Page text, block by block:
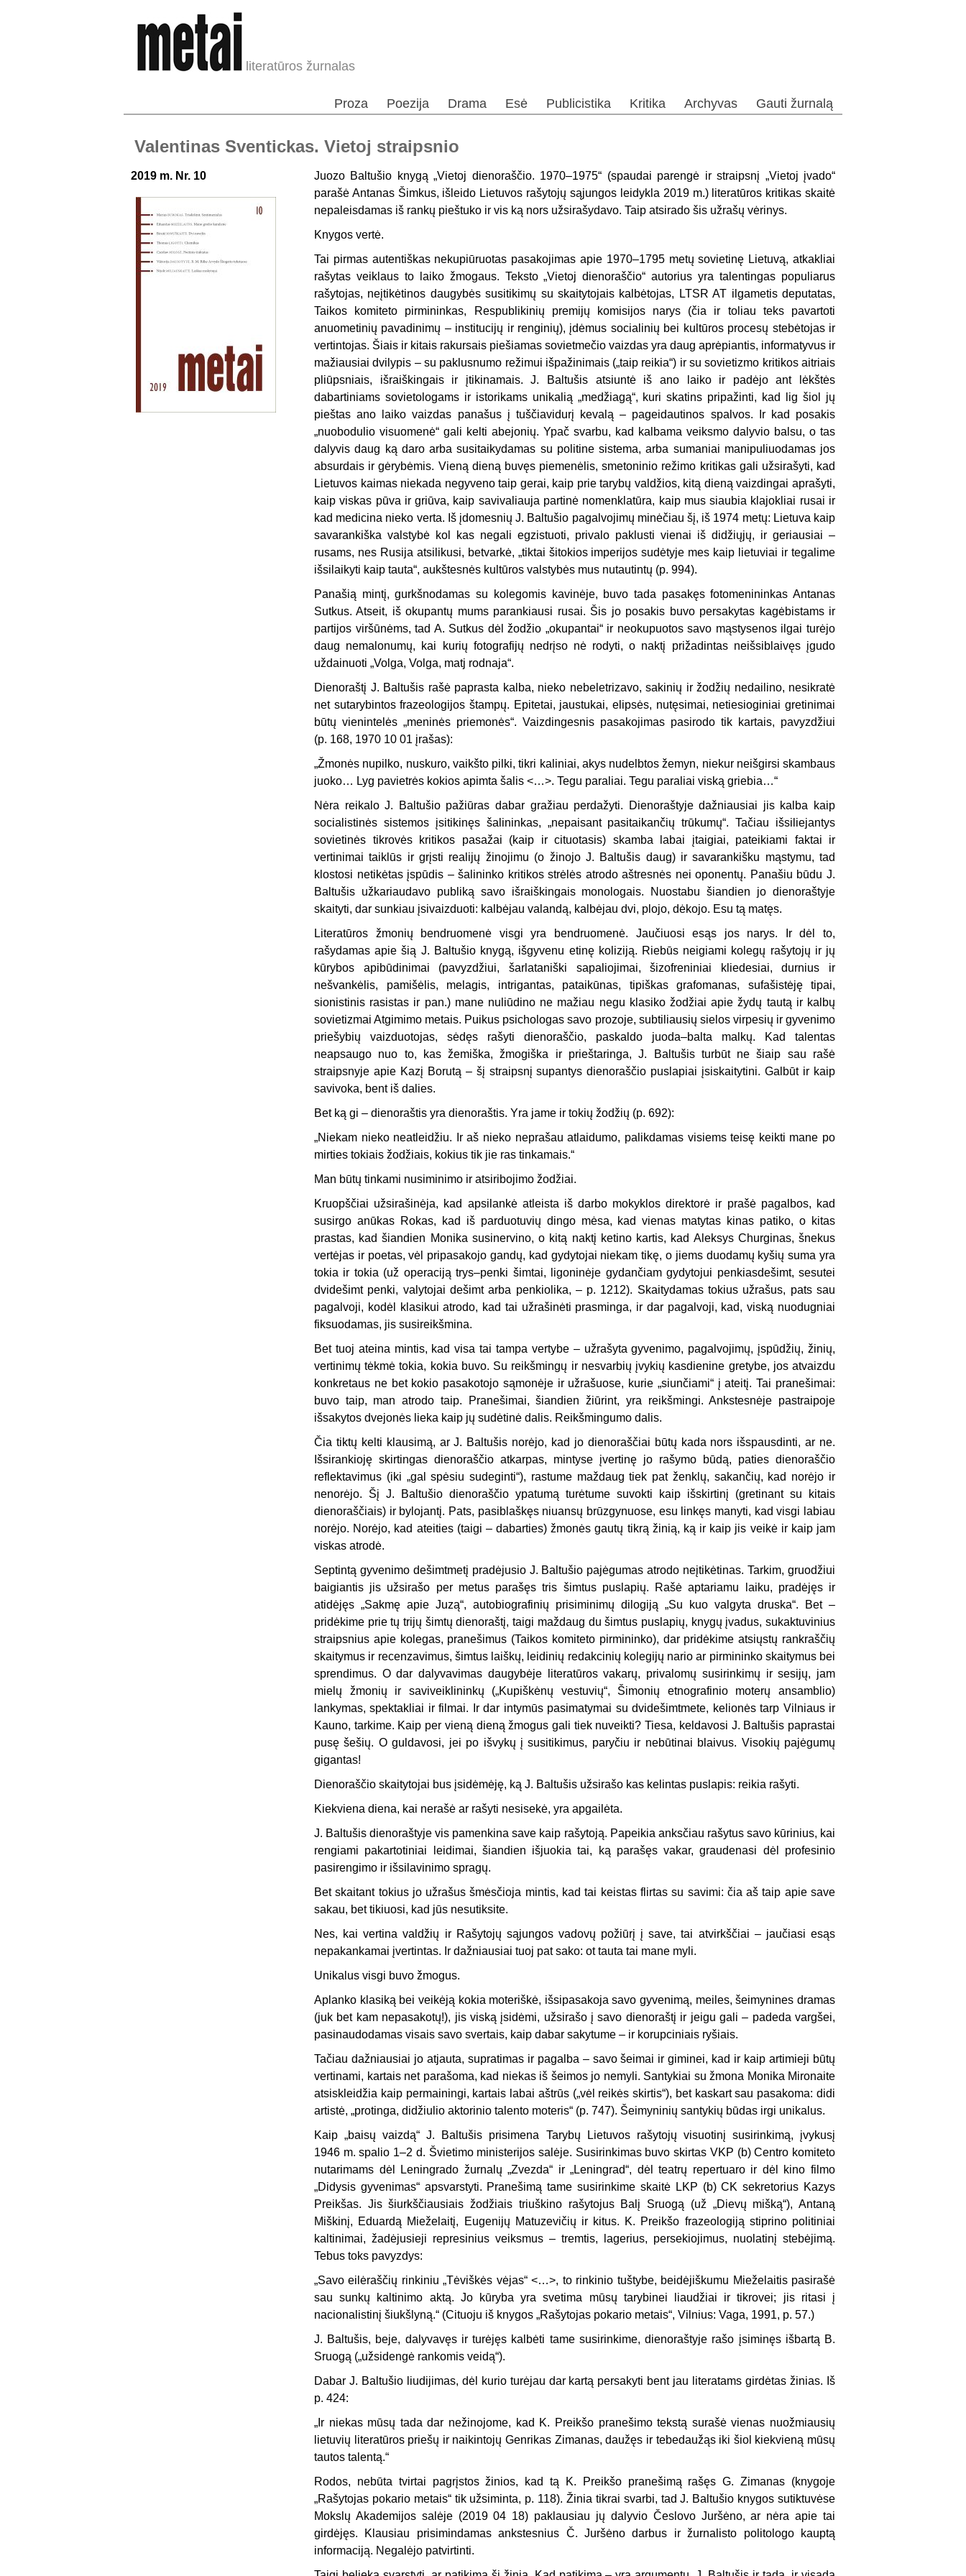
literatūros žurnalas
Proza Poezija Drama Esė Publicistika Kritika Archyvas Gauti žurnalą
Valentinas Sventickas. Vietoj straipsnio
2019 m. Nr. 10
Juozo Baltušio knygą „Vietoj dienoraščio. 1970–1975“ (spaudai parengė ir straipsnį „Vietoj įvado“
parašė Antanas Šimkus, išleido Lietuvos rašytojų sąjungos leidykla 2019 m.) literatūros kritikas skaitė
nepaleisdamas iš rankų pieštuko ir vis ką nors užsirašydavo. Taip atsirado šis užrašų vėrinys.
Knygos vertė.
Tai pirmas autentiškas nekupiūruotas pasakojimas apie 1970–1795 metų sovietinę Lietuvą, atkakliai
rašytas veiklaus to laiko žmogaus. Teksto „Vietoj dienoraščio“ autorius yra talentingas populiarus
rašytojas, neįtikėtinos daugybės susitikimų su skaitytojais kalbėtojas, LTSR AT ilgametis deputatas,
Taikos komiteto pirmininkas, Respublikinių premijų komisijos narys (čia ir toliau teks pavartoti
anuometinių pavadinimų – institucijų ir renginių), įdėmus socialinių bei kultūros procesų stebėtojas ir
vertintojas. Šiais ir kitais rakursais piešiamas sovietmečio vaizdas yra daug aprėpiantis, informatyvus ir
mažiausiai dvilypis – su paklusnumo režimui išpažinimais („taip reikia“) ir su sovietizmo kritikos aitriais
pliūpsniais, išraiškingais ir įtikinamais. J. Baltušis atsiuntė iš ano laiko ir padėjo ant lėkštės
dabartiniams sovietologams ir istorikams unikalią „medžiagą“, kuri skatins pripažinti, kad lig šiol jų
pieštas ano laiko vaizdas panašus į tuščiavidurį kevalą – pageidautinos spalvos. Ir kad posakis
„nuobodulio visuomenė“ gali kelti abejonių. Ypač svarbu, kad kalbama veiksmo dalyvio balsu, o tas
dalyvis daug ką daro arba susitaikydamas su politine sistema, arba sumaniai manipuliuodamas jos
absurdais ir gėrybėmis. Vieną dieną buvęs piemenėlis, smetoninio režimo kritikas gali užsirašyti, kad
Lietuvos kaimas niekada negyveno taip gerai, kaip prie tarybų valdžios, kitą dieną vaizdingai aprašyti,
kaip viskas pūva ir griūva, kaip savivaliauja partinė nomenklatūra, kaip mus siaubia klajokliai rusai ir
kad medicina nieko verta. Iš įdomesnių J. Baltušio pagalvojimų minėčiau šį, iš 1974 metų: Lietuva kaip
savarankiška valstybė kol kas negali egzistuoti, privalo paklusti vienai iš didžiųjų, ir geriausiai –
rusams, nes Rusija atsilikusi, betvarkė, „tiktai šitokios imperijos sudėtyje mes kaip lietuviai ir tegalime
išsilaikyti kaip tauta“, aukštesnės kultūros valstybės mus nutautintų (p. 994).
Panašią mintį, gurkšnodamas su kolegomis kavinėje, buvo tada pasakęs fotomenininkas Antanas
Sutkus. Atseit, iš okupantų mums parankiausi rusai. Šis jo posakis buvo persakytas kagėbistams ir
partijos viršūnėms, tad A. Sutkus dėl žodžio „okupantai“ ir neokupuotos savo mąstysenos ilgai turėjo
daug nemalonumų, kai kurių fotografijų nedrįso nė rodyti, o naktį prižadintas neišsiblaivęs įgudo
uždainuoti „Volga, Volga, matj rodnaja“.
Dienoraštį J. Baltušis rašė paprasta kalba, nieko nebeletrizavo, sakinių ir žodžių nedailino, nesikratė
net sutarybintos frazeologijos štampų. Epitetai, jaustukai, elipsės, nutęsimai, netiesioginiai gretinimai
būtų vienintelės „meninės priemonės“. Vaizdingesnis pasakojimas pasirodo tik kartais, pavyzdžiui
(p. 168, 1970 10 01 įrašas):
„Žmonės nupilko, nuskuro, vaikšto pilki, tikri kaliniai, akys nudelbtos žemyn, niekur neišgirsi skambaus
juoko… Lyg pavietrės kokios apimta šalis <…>. Tegu paraliai. Tegu paraliai viską griebia…“
Nėra reikalo J. Baltušio pažiūras dabar gražiau perdažyti. Dienoraštyje dažniausiai jis kalba kaip
socialistinės sistemos įsitikinęs šalininkas, „nepaisant pasitaikančių trūkumų“. Tačiau išsiliejantys
sovietinės tikrovės kritikos pasažai (kaip ir cituotasis) skamba labai įtaigiai, pateikiami faktai ir
vertinimai taiklūs ir grįsti realijų žinojimu (o žinojo J. Baltušis daug) ir savarankišku mąstymu, tad
klostosi netikėtas įspūdis – šalininko kritikos strėlės atrodo aštresnės nei oponentų. Panašiu būdu J.
Baltušis užkariaudavo publiką savo išraiškingais monologais. Nuostabu šiandien jo dienoraštyje
skaityti, dar sunkiau įsivaizduoti: kalbėjau valandą, kalbėjau dvi, plojo, dėkojo. Esu tą matęs.
Literatūros žmonių bendruomenė visgi yra bendruomenė. Jaučiuosi esąs jos narys. Ir dėl to,
rašydamas apie šią J. Baltušio knygą, išgyvenu etinę koliziją. Riebūs neigiami kolegų rašytojų ir jų
kūrybos apibūdinimai (pavyzdžiui, šarlataniški sapaliojimai, šizofreniniai kliedesiai, durnius ir
nešvankėlis, pamišėlis, melagis, intrigantas, pataikūnas, tipiškas grafomanas, sufašistėję tipai,
sionistinis rasistas ir pan.) mane nuliūdino ne mažiau negu klasiko žodžiai apie žydų tautą ir kalbų
sovietizmai Atgimimo metais. Puikus psichologas savo prozoje, subtiliausių sielos virpesių ir gyvenimo
priešybių vaizduotojas, sėdęs rašyti dienoraščio, paskaldo juoda–balta malkų. Kad talentas
neapsaugo nuo to, kas žemiška, žmogiška ir prieštaringa, J. Baltušis turbūt ne šiaip sau rašė
straipsnyje apie Kazį Borutą – šį straipsnį supantys dienoraščio puslapiai įsiskaitytini. Galbūt ir kaip
savivoka, bent iš dalies.
Bet ką gi – dienoraštis yra dienoraštis. Yra jame ir tokių žodžių (p. 692):
„Niekam nieko neatleidžiu. Ir aš nieko neprašau atlaidumo, palikdamas visiems teisę keikti mane po
mirties tokiais žodžiais, kokius tik jie ras tinkamais.“
Man būtų tinkami nusiminimo ir atsiribojimo žodžiai.
Kruopščiai užsirašinėja, kad apsilankė atleista iš darbo mokyklos direktorė ir prašė pagalbos, kad
susirgo anūkas Rokas, kad iš parduotuvių dingo mėsa, kad vienas matytas kinas patiko, o kitas
prastas, kad šiandien Monika susinervino, o kitą naktį ketino kartis, kad Aleksys Churginas, šnekus
vertėjas ir poetas, vėl pripasakojo gandų, kad gydytojai niekam tikę, o jiems duodamų kyšių suma yra
tokia ir tokia (už operaciją trys–penki šimtai, ligoninėje gydančiam gydytojui penkiasdešimt, sesutei
dvidešimt penki, valytojai dešimt arba penkiolika, – p. 1212). Skaitydamas tokius užrašus, pats sau
pagalvoji, kodėl klasikui atrodo, kad tai užrašinėti prasminga, ir dar pagalvoji, kad, viską nuodugniai
fiksuodamas, jis susireikšmina.
Bet tuoj ateina mintis, kad visa tai tampa vertybe – užrašyta gyvenimo, pagalvojimų, įspūdžių, žinių,
vertinimų tėkmė tokia, kokia buvo. Su reikšmingų ir nesvarbių įvykių kasdienine gretybe, jos atvaizdu
konkretaus ne bet kokio pasakotojo sąmonėje ir užrašuose, kurie „siunčiami“ į ateitį. Tai pranešimai:
buvo taip, man atrodo taip. Pranešimai, šiandien žiūrint, yra reikšmingi. Ankstesnėje pastraipoje
išsakytos dvejonės lieka kaip jų sudėtinė dalis. Reikšmingumo dalis.
Čia tiktų kelti klausimą, ar J. Baltušis norėjo, kad jo dienoraščiai būtų kada nors išspausdinti, ar ne.
Išsirankioję skirtingas dienoraščio atkarpas, mintyse įvertinę jo rašymo būdą, paties dienoraščio
reflektavimus (iki „gal spėsiu sudeginti“), rastume maždaug tiek pat ženklų, sakančių, kad norėjo ir
nenorėjo. Šį J. Baltušio dienoraščio ypatumą turėtume suvokti kaip išskirtinį (gretinant su kitais
dienoraščiais) ir bylojantį. Pats, pasiblaškęs niuansų brūzgynuose, esu linkęs manyti, kad visgi labiau
norėjo. Norėjo, kad ateities (taigi – dabarties) žmonės gautų tikrą žinią, ką ir kaip jis veikė ir kaip jam
viskas atrodė.
Septintą gyvenimo dešimtmetį pradėjusio J. Baltušio pajėgumas atrodo neįtikėtinas. Tarkim, gruodžiui
baigiantis jis užsirašo per metus parašęs tris šimtus puslapių. Rašė aptariamu laiku, pradėjęs ir
atidėjęs „Sakmę apie Juzą“, autobiografinių prisiminimų dilogiją „Su kuo valgyta druska“. Bet –
pridėkime prie tų trijų šimtų dienoraštį, taigi maždaug du šimtus puslapių, knygų įvadus, sukaktuvinius
straipsnius apie kolegas, pranešimus (Taikos komiteto pirmininko), dar pridėkime atsiųstų rankraščių
skaitymus ir recenzavimus, šimtus laiškų, leidinių redakcinių kolegijų nario ar pirmininko skaitymus bei
sprendimus. O dar dalyvavimas daugybėje literatūros vakarų, privalomų susirinkimų ir sesijų, jam
mielų žmonių ir saviveiklininkų („Kupiškėnų vestuvių“, Šimonių etnografinio moterų ansamblio)
lankymas, spektakliai ir filmai. Ir dar intymūs pasimatymai su dvidešimtmete, kelionės tarp Vilniaus ir
Kauno, tarkime. Kaip per vieną dieną žmogus gali tiek nuveikti? Tiesa, keldavosi J. Baltušis paprastai
pusę šešių. O guldavosi, jei po išvykų į susitikimus, paryčiu ir nebūtinai blaivus. Visokių pajėgumų
gigantas!
Dienoraščio skaitytojai bus įsidėmėję, ką J. Baltušis užsirašo kas kelintas puslapis: reikia rašyti.
Kiekviena diena, kai nerašė ar rašyti nesisekė, yra apgailėta.
J. Baltušis dienoraštyje vis pamenkina save kaip rašytoją. Papeikia anksčiau rašytus savo kūrinius, kai
rengiami pakartotiniai leidimai, šiandien išjuokia tai, ką parašęs vakar, graudenasi dėl profesinio
pasirengimo ir išsilavinimo spragų.
Bet skaitant tokius jo užrašus šmėsčioja mintis, kad tai keistas flirtas su savimi: čia aš taip apie save
sakau, bet tikiuosi, kad jūs nesutiksite.
Nes, kai vertina valdžių ir Rašytojų sąjungos vadovų požiūrį į save, tai atvirkščiai – jaučiasi esąs
nepakankamai įvertintas. Ir dažniausiai tuoj pat sako: ot tauta tai mane myli.
Unikalus visgi buvo žmogus.
Aplanko klasiką bei veikėją kokia moteriškė, išsipasakoja savo gyvenimą, meiles, šeimynines dramas
(juk bet kam nepasakotų!), jis viską įsidėmi, užsirašo į savo dienoraštį ir jeigu gali – padeda vargšei,
pasinaudodamas visais savo svertais, kaip dabar sakytume – ir korupciniais ryšiais.
Tačiau dažniausiai jo atjauta, supratimas ir pagalba – savo šeimai ir giminei, kad ir kaip artimieji būtų
vertinami, kartais net parašoma, kad niekas iš šeimos jo nemyli. Santykiai su žmona Monika Mironaite
atsiskleidžia kaip permainingi, kartais labai aštrūs („vėl reikės skirtis“), bet kaskart sau pasakoma: didi
artistė, „protinga, didžiulio aktorinio talento moteris“ (p. 747). Šeimyninių santykių būdas irgi unikalus.
Kaip „baisų vaizdą“ J. Baltušis prisimena Tarybų Lietuvos rašytojų visuotinį susirinkimą, įvykusį
1946 m. spalio 1–2 d. Švietimo ministerijos salėje. Susirinkimas buvo skirtas VKP (b) Centro komiteto
nutarimams dėl Leningrado žurnalų „Zvezda“ ir „Leningrad“, dėl teatrų repertuaro ir dėl kino filmo
„Didysis gyvenimas“ apsvarstyti. Pranešimą tame susirinkime skaitė LKP (b) CK sekretorius Kazys
Preikšas. Jis šiurkščiausiais žodžiais triuškino rašytojus Balį Sruogą (už „Dievų mišką“), Antaną
Miškinį, Eduardą Mieželaitį, Eugenijų Matuzevičių ir kitus. K. Preikšo frazeologiją stiprino politiniai
kaltinimai, žadėjusieji represinius veiksmus – tremtis, lagerius, persekiojimus, nuolatinį stebėjimą.
Tebus toks pavyzdys:
„Savo eilėraščių rinkiniu „Tėviškės vėjas“ <…>, to rinkinio tuštybe, beidėjiškumu Mieželaitis pasirašė
sau sunkų kaltinimo aktą. Jo kūryba yra svetima mūsų tarybinei liaudžiai ir tikrovei; jis ritasi į
nacionalistinį šiukšlyną.“ (Cituoju iš knygos „Rašytojas pokario metais“, Vilnius: Vaga, 1991, p. 57.)
J. Baltušis, beje, dalyvavęs ir turėjęs kalbėti tame susirinkime, dienoraštyje rašo įsiminęs išbartą B.
Sruogą („užsidengė rankomis veidą“).
Dabar J. Baltušio liudijimas, dėl kurio turėjau dar kartą persakyti bent jau literatams girdėtas žinias. Iš
p. 424:
„ Ir niekas mūsų tada dar nežinojome, kad K. Preikšo pranešimo tekstą surašė vienas nuožmiausių
lietuvių literatūros priešų ir naikintojų Genrikas Zimanas, daužęs ir tebedaužąs iki šiol kiekvieną mūsų
tautos talentą.“
Rodos, nebūta tvirtai pagrįstos žinios, kad tą K. Preikšo pranešimą rašęs G. Zimanas (knygoje
„Rašytojas pokario metais“ tik užsiminta, p. 118). Žinia tikrai svarbi, tad J. Baltušio knygos sutiktuvėse
Mokslų Akademijos salėje (2019 04 18) paklausiau jų dalyvio Česlovo Juršėno, ar nėra apie tai
girdėjęs. Klausiau prisimindamas ankstesnius Č. Juršėno darbus ir žurnalisto politologo kauptą
informaciją. Negalėjo patvirtinti.